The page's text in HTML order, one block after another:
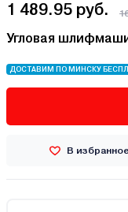
1 489.95 руб.
Угловая
ДОСТАВИМ ПО МИНСКУ
В избранное